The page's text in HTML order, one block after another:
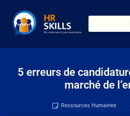
5 erreurs de
marché de
Ressources Humaines